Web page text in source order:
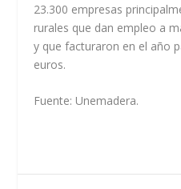
23.300 empresas
rurales que dan empleo a
y que facturaron en el año
euros.
Fuente: Unemadera.